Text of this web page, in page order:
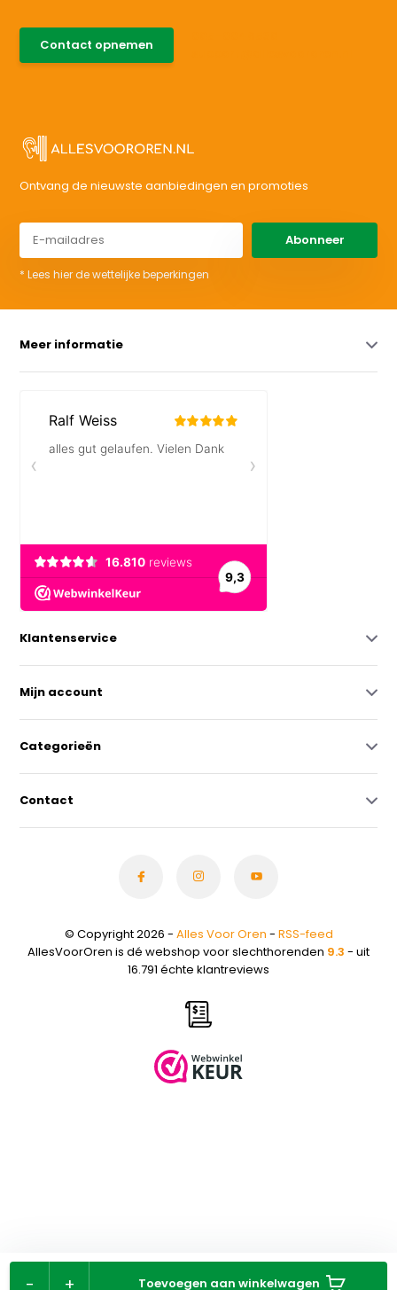
+
- Toevoegen aan winkelwagen
Contact opnemen
Ontvang de nieuwste aanbiedingen en promoties
Abonneer
* Lees hier de wettelijke beperkingen
Meer informatie
Klantenservice
Mijn account
Categorieën
Contact
© Copyright 2026 - Alles Voor Oren - RSS-feed
AllesVoorOren is dé webshop voor slechthorenden 9.3 - uit
16.791 échte klantreviews